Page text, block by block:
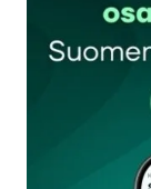
kentät on